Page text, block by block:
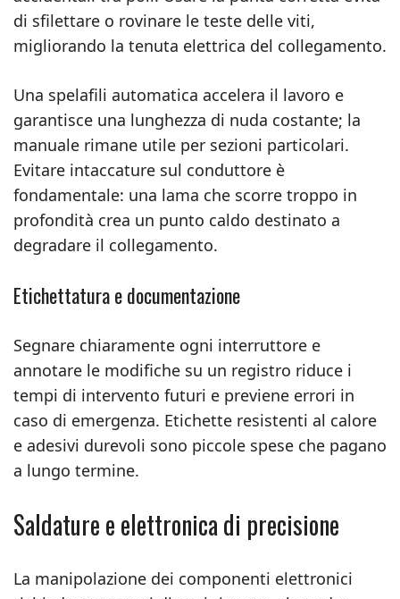
di sfilettare o rovinare le teste delle viti,
migliorando la tenuta elettrica del collegamento.
Una spelafili automatica accelera il lavoro e
garantisce una lunghezza di nuda costante; la
manuale rimane utile per sezioni particolari.
Evitare intaccature sul conduttore è
fondamentale: una lama che scorre troppo in
profondità crea un punto caldo destinato a
degradare il collegamento.
Etichettatura e documentazione
Segnare chiaramente ogni interruttore e
annotare le modifiche su un registro riduce i
tempi di intervento futuri e previene errori in
caso di emergenza. Etichette resistenti al calore
e adesivi durevoli sono piccole spese che pagano
a lungo termine.
Saldature e elettronica di precisione
La manipolazione dei componenti elettronici